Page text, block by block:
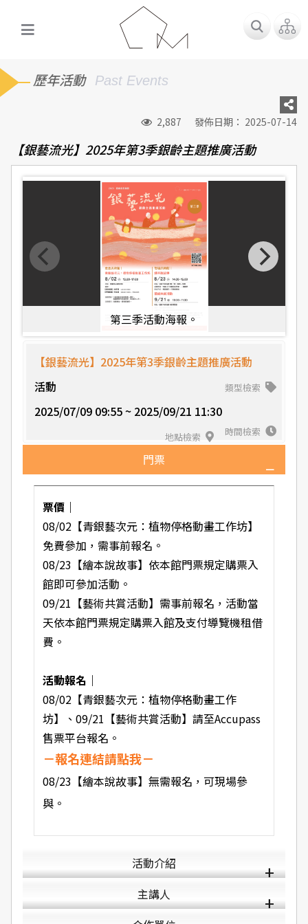
歷年活動 Past Events
2,887 發佈日期： 2025-07-14
【銀藝流光】2025年第3季銀齡主題推廣活動
第三季活動海報。
【銀藝流光】2025年第3季銀齡主題推廣活動
活動
類型檢索
2025/07/09 09:55 ~ 2025/09/21 11:30
時間檢索
地點檢索
門票
票價｜
08/02【青銀藝次元：植物停格動畫工作坊】
免費參加，需事前報名。
08/23【繪本說故事】依本館門票規定購票入
館即可參加活動。
09/21【藝術共賞活動】需事前報名，活動當
天依本館門票規定購票入館及支付導覽機租借
費。
活動報名｜
08/02【青銀藝次元：植物停格動畫工作
坊】、09/21【藝術共賞活動】請至Accupass
售票平台報名。
－報名連結請點我－
08/23【繪本說故事】無需報名，可現場參
與。
活動介紹
主講人